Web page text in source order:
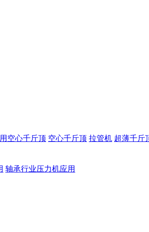
空心千斤顶 空心千斤顶 拉管机 超薄千斤
轴承行业压力机应用